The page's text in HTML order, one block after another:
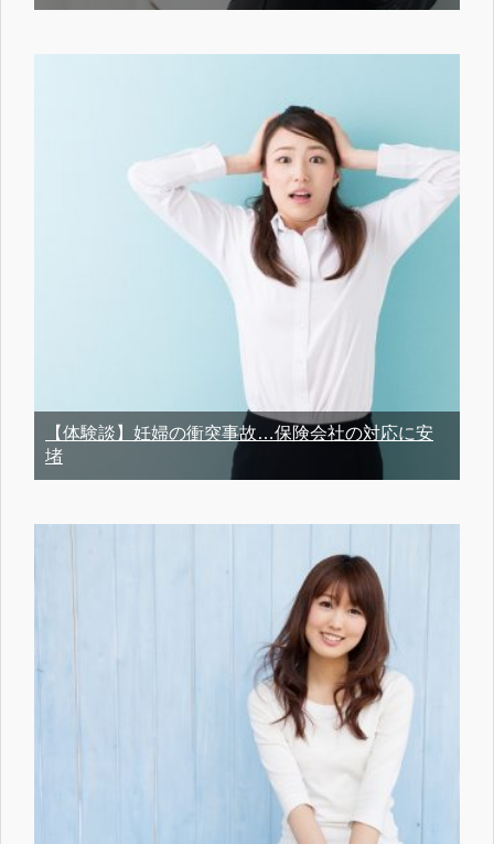
【体験談】妊婦の衝突事故…保険会社の対応に安
堵